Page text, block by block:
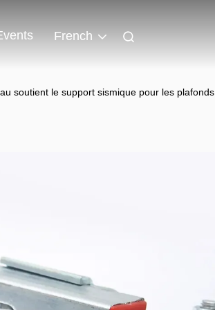
French
soutient le support sismique pour les plafonds